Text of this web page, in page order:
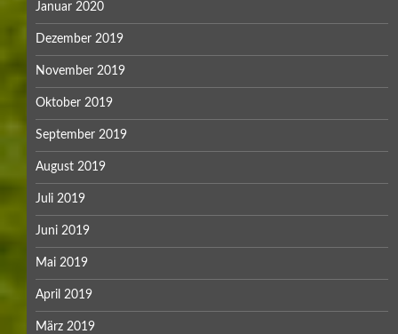
Januar 2020
Dezember 2019
November 2019
Oktober 2019
September 2019
August 2019
Juli 2019
Juni 2019
Mai 2019
April 2019
März 2019